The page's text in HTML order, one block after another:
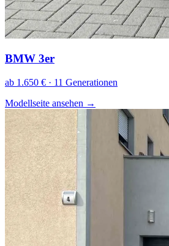
BMW 3er
ab 1.650 € · 11 Generationen
Modellseite ansehen →